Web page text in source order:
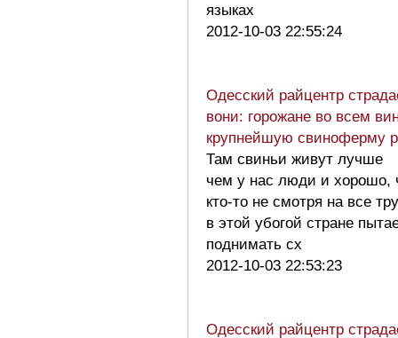
языках
2012-10-03 22:55:24
Одесский райцентр
вони: горожане во всем
крупнейшую свиноферму
Там свиньи живут лучше
чем у нас люди и хорошо,
кто-то не смотря на все
в этой убогой стране
поднимать сх
2012-10-03 22:53:23
Одесский райцентр